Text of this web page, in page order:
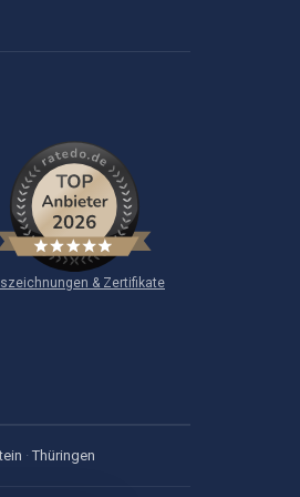
& Zertifikate
· Thüringen